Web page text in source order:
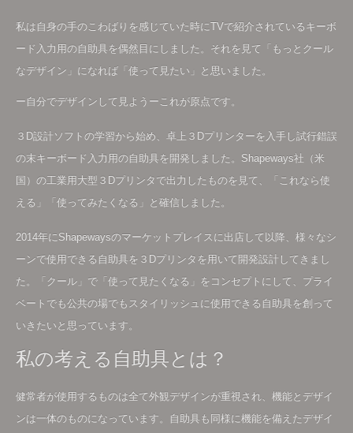
私は自身の手のこわばりを感じていた時にTVで紹介されているキーボ
ード入力用の自助具を偶然目にしました。それを見て「もっとクール
なデザイン」になれば「使って見たい」と思いました。
ー自分でデザインして見ようーこれが原点です。
３D設計ソフトの学習から始め、卓上３Dプリンターを入手し試行錯誤
の末キーボード入力用の自助具を開発しました。Shapeways社（米
国）の工業用大型３Dプリンタで出力したものを見て、「これなら使
える」「使ってみたくなる」と確信しました。
2014年にShapewaysのマーケットプレイスに出店して以降、様々なシ
ーンで使用できる自助具を３Dプリンタを用いて開発設計してきまし
た。「クール」で「使って見たくなる」をコンセプトにして、プライ
ベートでも公共の場でもスタイリッシュに使用できる自助具を創って
いきたいと思っています。
私の考える自助具とは？
健常者が使用するものは全て外観デザインが重視され、機能とデザイ
ンは一体のものになっています。自助具も同様に機能を備えたデザイ